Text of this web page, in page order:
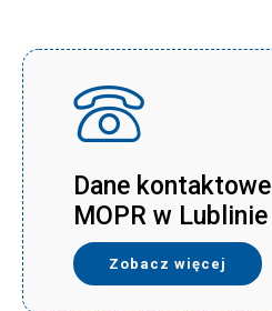
Dane kontaktowe
MOPR w Lublinie
Zobacz więcej